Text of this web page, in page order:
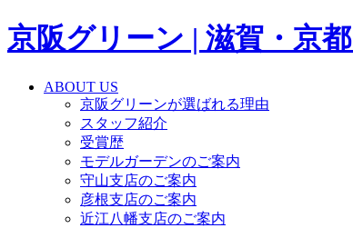
京阪グリーン | 滋賀・京
ABOUT US
京阪グリーンが選ばれる理由
スタッフ紹介
受賞歴
モデルガーデンのご案内
守山支店のご案内
彦根支店のご案内
近江八幡支店のご案内